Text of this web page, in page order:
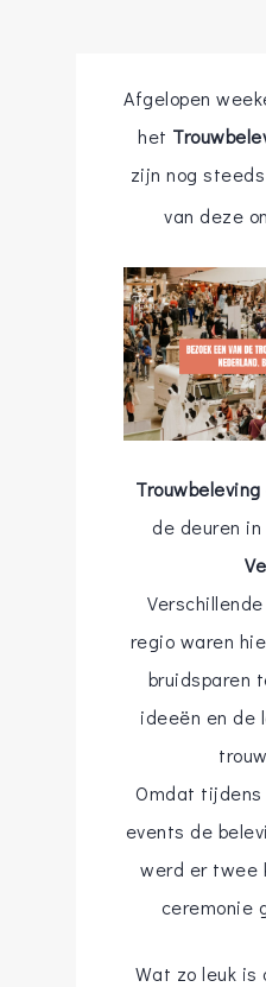
Afgelopen
het
zijn nog
van deze
Trouwbeleving
de deuren
regio waren
bruidsparen
ideeën en de
Omdat tijdens
events de
werd er twee
ceremonie
Wat zo leuk